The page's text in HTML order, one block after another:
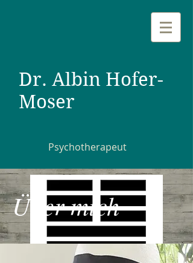
Dr. Albin Hofer-
Moser
Psychotherapeut
Über mich